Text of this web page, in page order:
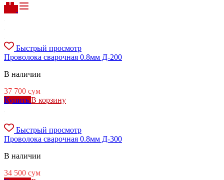
Быстрый просмотр
Проволока сварочная 0.8мм Д-200
В наличии
37 700 сум
Купить В корзину
Быстрый просмотр
Проволока сварочная 0.8мм Д-300
В наличии
34 500 сум